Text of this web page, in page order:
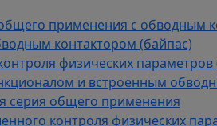
общего применения с обводным
контактором (байпас)
физических
и встроенным
серия общего применения
контроля физических